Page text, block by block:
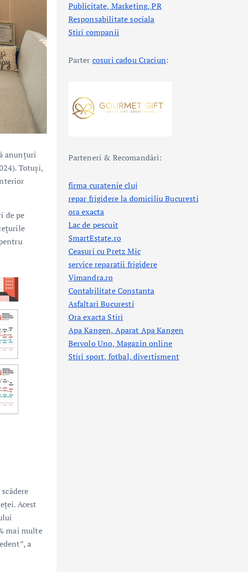
anunțuri
Totuși,
de pe
Acest
mai multe
a
Publicitate, Marketing, PR
Responsabilitate sociala
Stiri companii
Parter cosuri cadou Craciun:
Parteneri & Recomandări:
firma curatenie cluj
repar frigidere la domiciliu Bucuresti
ora exacta
Lac de pescuit
SmartEstate.ro
Ceasuri cu Pretz Mic
service reparatii frigidere
Vimandra.ro
Contabilitate Constanta
Asfaltari Bucuresti
Ora exacta Stiri
Apa Kangen, Aparat Apa Kangen
Bervolo Uno, Magazin online
Stiri sport, fotbal,divertisment